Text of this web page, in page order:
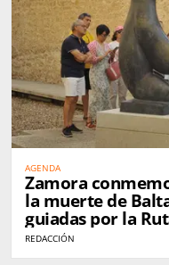
AGENDA
Zamora
la muerte de
guiadas por la
REDACCIÓN